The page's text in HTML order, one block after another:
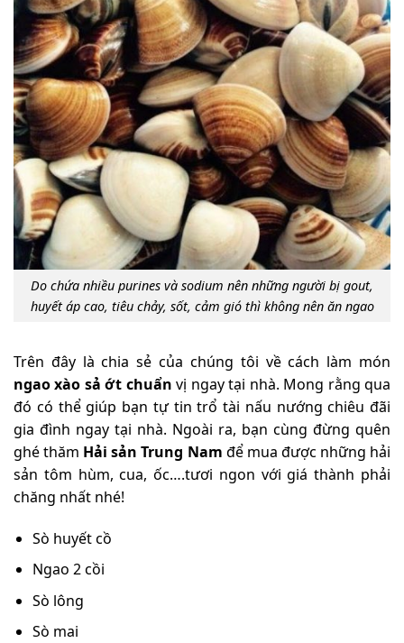
Do chứa nhiều purines và sodium nên những người bị gout,
huyết áp cao, tiêu chảy, sốt, cảm gió thì không nên ăn ngao
Trên đây là chia sẻ của chúng tôi về cách làm món
ngao xào sả ớt chuẩnvị ngay tại nhà. Mong rằng qua
đó có thể giúp bạn tự tin trổ tài nấu nướng chiêu đãi
gia đình ngay tại nhà. Ngoài ra, bạn cùng đừng quên
ghé thăm Hải sản Trung Nam để mua được những hải
sản tôm hùm, cua, ốc….tươi ngon với giá thành phải
chăng nhất nhé!
Sò huyết cồ
Ngao 2 cồi
Sò lông
Sò mai